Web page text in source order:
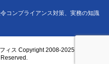
コンプライアンス対策、実務の知識
ィス Copyright 2008-2025 BCO Co.,